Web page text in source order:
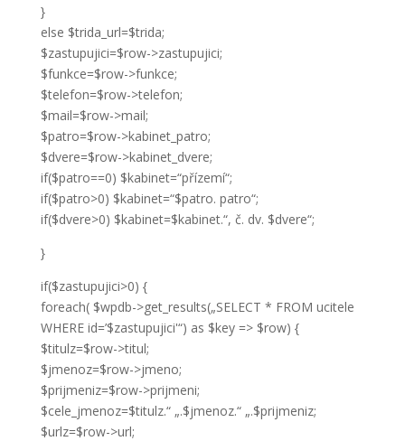
}
else $trida_url=$trida;
$zastupujici=$row->zastupujici;
$funkce=$row->funkce;
$telefon=$row->telefon;
$mail=$row->mail;
$patro=$row->kabinet_patro;
$dvere=$row->kabinet_dvere;
if($patro==0) $kabinet=“přízemí“;
if($patro>0) $kabinet=“$patro. patro“;
if($dvere>0) $kabinet=$kabinet.“, č. dv. $dvere“;
}
if($zastupujici>0) {
foreach( $wpdb->get_results(„SELECT * FROM ucitele
WHERE id=’$zastupujici'“) as $key => $row) {
$titulz=$row->titul;
$jmenoz=$row->jmeno;
$prijmeniz=$row->prijmeni;
$cele_jmenoz=$titulz.“ „.$jmenoz.“ „.$prijmeniz;
$urlz=$row->url;